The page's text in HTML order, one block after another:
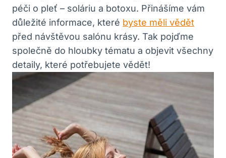
péči o pleť – soláriu a botoxu. Přinášíme vám
důležité informace, které byste měli vědět
před návštěvou salónu krásy. Tak pojďme
společně do hloubky tématu a objevit všechny
detaily, které potřebujete vědět!